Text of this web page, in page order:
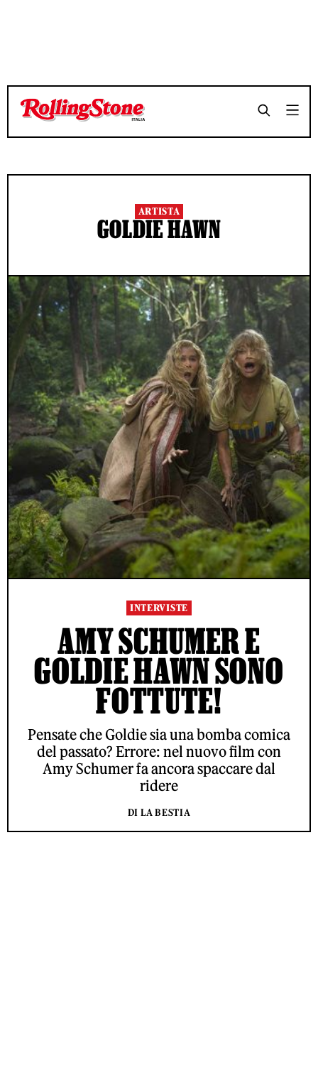
ARTISTA
GOLDIE HAWN
INTERVISTE
AMY SCHUMER E
GOLDIE HAWN SONO
FOTTUTE!
Pensate che Goldie sia una bomba comica
del passato? Errore: nel nuovo film con
Amy Schumer fa ancora spaccare dal
ridere
DI LA BESTIA